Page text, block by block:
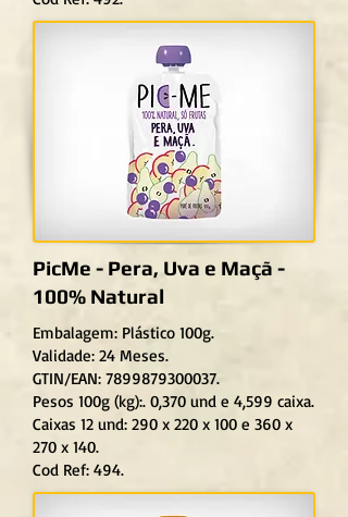
PicMe - Pera, Uva e Maçã -
100% Natural
Embalagem: Plástico 100g.
Validade: 24 Meses.
GTIN/EAN: 7899879300037.
Pesos 100g (kg):. 0,370 und e 4,599 caixa.
Caixas 12 und: 290 x 220 x 100 e 360 x
270 x 140.
Cod Ref: 494.